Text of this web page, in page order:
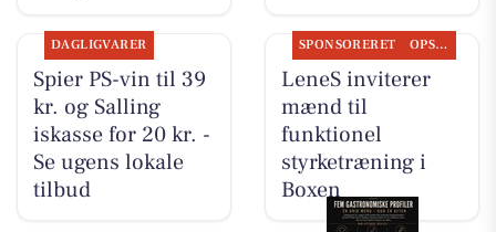
DAGLIGVARER
Spier PS-vin til 39
kr. og Salling
iskasse for 20 kr. -
Se ugens lokale
tilbud
SPONSORERET OPSLAGSTAVLEN
LeneS inviterer
mænd til
funktionel
styrketræning i
Boxen